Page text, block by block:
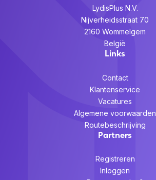
LydisPlus N.V.
Nijverheidsstraat 70
2160 Wommelgem
België
Links
Contact
Klantenservice
Vacatures
Algemene voorwaarden
Routebeschrijving
Partners
Registreren
Inloggen